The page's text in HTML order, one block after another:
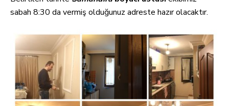
sabah 8:30 da vermiş olduğunuz adreste hazır olacaktır.